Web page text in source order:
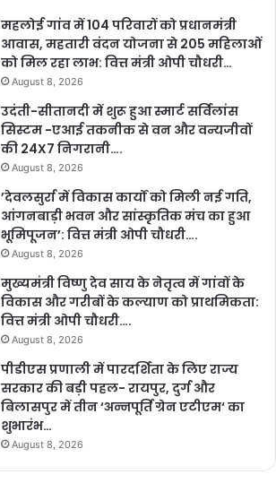
महलोई गांव में 104 परिवारों को प्रधानमंत्री
आवास, महतारी वंदन योजना से 205 महिलाओं
को मिल रहा लाभ: वित्त मंत्री ओपी चौधरी…
August 8, 2026
उदंती-सीतानदी में शुरू हुआ स्मार्ट सर्विलांस
सिस्टम -एआई तकनीक से वन और वन्यजीवों
की 24X7 निगरानी….
August 8, 2026
’देवलसुर्रा में विकास कार्यों को मिली नई गति,
आंगनबाड़ी भवन और सांस्कृतिक मंच का हुआ
भूमिपूजन’: वित्त मंत्री ओपी चौधरी….
August 8, 2026
मुख्यमंत्री विष्णु देव साय के नेतृत्व में गांवों के
विकास और गरीबों के कल्याण को प्राथमिकता:
वित्त मंत्री ओपी चौधरी….
August 8, 2026
पीडीएस प्रणाली में पारदर्शिता के लिए राज्य
सरकार की बड़ी पहल- रायपुर, दुर्ग और
बिलासपुर में तीन ‘अन्नपूर्ति ग्रेन एटीएम‘ का
शुभारंभ…
August 8, 2026